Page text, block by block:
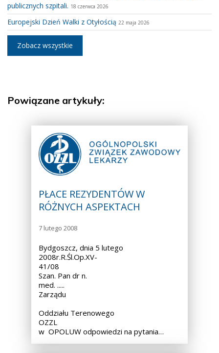
publicznych szpitali. 18 czerwca 2026
Europejski Dzień Walki z Otyłością 22 maja 2026
Zobacz wszystkie
Powiązane artykuły:
PŁACE REZYDENTÓW W
RÓŻNYCH ASPEKTACH
7 lutego 2008
Bydgoszcz, dnia 5 lutego
2008r.R.Śl.Op.XV-
41/08
Szan. Pan dr n.
med. .....
Zarządu
Oddziału Terenowego
OZZL
w OPOLUW odpowiedzi na pytania…